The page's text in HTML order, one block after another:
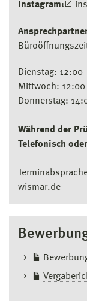
Instagram:
Dienstag: 12:00
Mittwoch: 12:00
Donnerstag:
Während der
Telefonisch
wismar.de